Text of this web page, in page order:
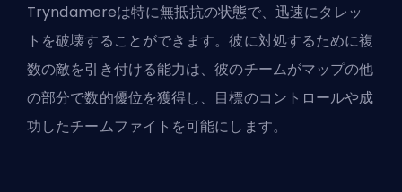
Tryndamereは特に無抵抗の状態で、迅速にタレッ
トを破壊することができます。彼に対処するために複
数の敵を引き付ける能力は、彼のチームがマップの他
の部分で数的優位を獲得し、目標のコントロールや成
功したチームファイトを可能にします。